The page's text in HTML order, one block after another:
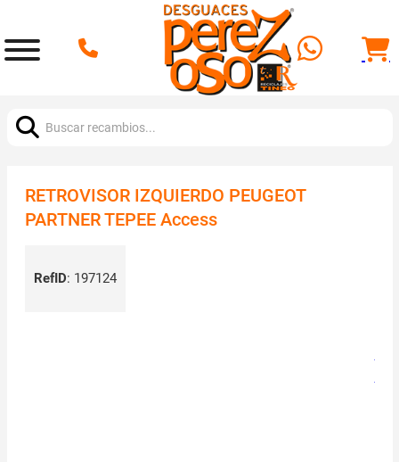
RETROVISOR IZQUIERDO PEUGEOT
PARTNER TEPEE Access
RefID: 197124